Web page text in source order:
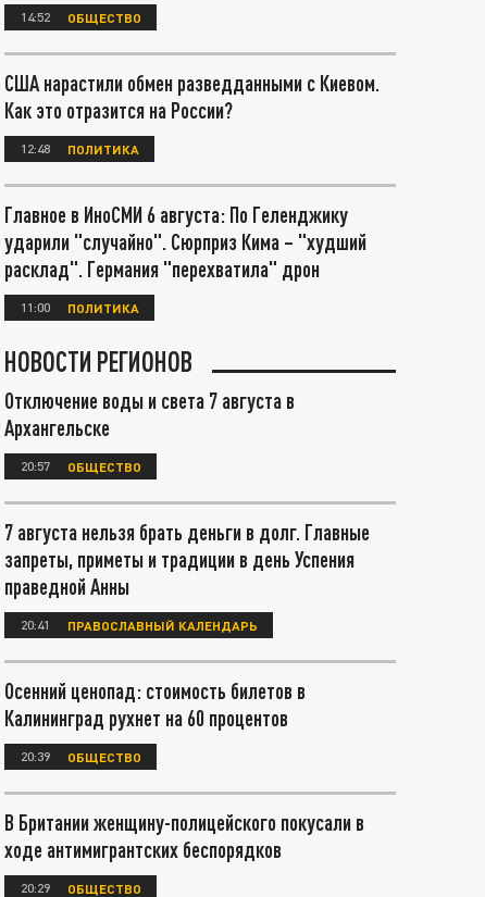
14:52 ОБЩЕСТВО
США нарастили обмен разведданными с Киевом.
Как это отразится на России?
12:48 ПОЛИТИКА
Главное в ИноСМИ 6 августа: По Геленджику
ударили "случайно". Сюрприз Кима – "худший
расклад". Германия "перехватила" дрон
11:00 ПОЛИТИКА
НОВОСТИ РЕГИОНОВ
Отключение воды и света 7 августа в
Архангельске
20:57 ОБЩЕСТВО
7 августа нельзя брать деньги в долг. Главные
запреты, приметы и традиции в день Успения
праведной Анны
20:41 ПРАВОСЛАВНЫЙ КАЛЕНДАРЬ
Осенний ценопад: стоимость билетов в
Калининград рухнет на 60 процентов
20:39 ОБЩЕСТВО
В Британии женщину-полицейского покусали в
ходе антимигрантских беспорядков
20:29 ОБЩЕСТВО